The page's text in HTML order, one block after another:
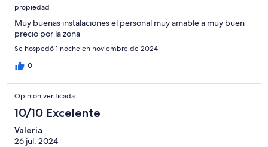
propiedad
Muy buenas instalaciones el personal muy amable a muy buen
precio por la zona
Se hospedó 1 noche en noviembre de 2024
0
Opinión verificada
10/10 Excelente
Valeria
26 jul. 2024